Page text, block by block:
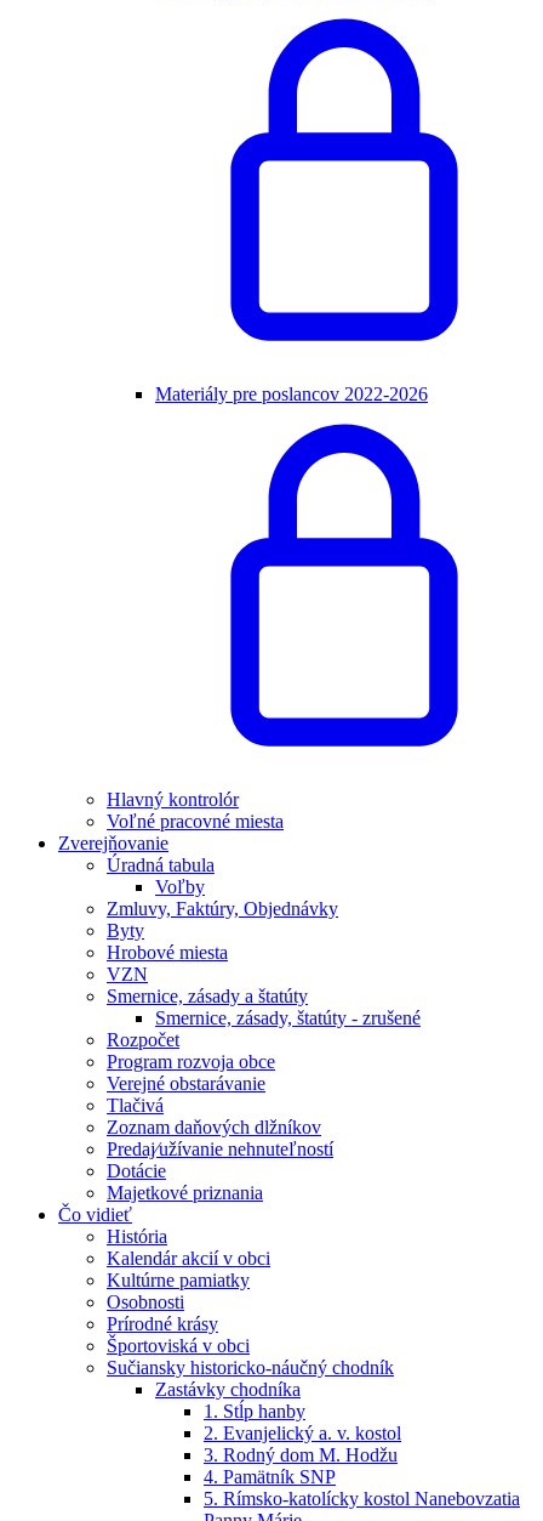
Materiály pre poslancov 2022-2026
Hlavný kontrolór
Voľné pracovné miesta
Zverejňovanie
Úradná tabula
Voľby
Zmluvy, Faktúry, Objednávky
Byty
Hrobové miesta
VZN
Smernice, zásady a štatúty
Smernice, zásady, štatúty - zrušené
Rozpočet
Program rozvoja obce
Verejné obstarávanie
Tlačivá
Zoznam daňových dlžníkov
Predaj⁄užívanie nehnuteľností
Dotácie
Majetkové priznania
Čo vidieť
História
Kalendár akcií v obci
Kultúrne pamiatky
Osobnosti
Prírodné krásy
Športoviská v obci
Sučiansky historicko-náučný chodník
Zastávky chodníka
1. Stĺp hanby
2. Evanjelický a. v. kostol
3. Rodný dom M. Hodžu
4. Pamätník SNP
5. Rímsko-katolícky kostol Nanebovzatia